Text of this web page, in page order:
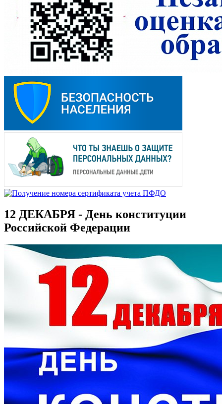
12 ДЕКАБРЯ - День конституции
Российской Федерации